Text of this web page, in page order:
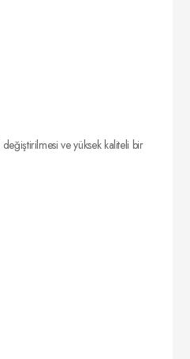
ve yüksek kaliteli bir